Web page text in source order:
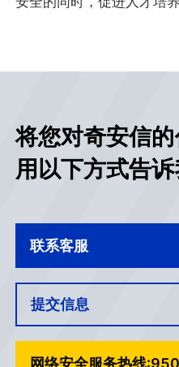
将您对奇安信
用以下方式告
联系客服
提交信息
网络安全服务热线